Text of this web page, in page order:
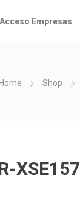
Acceso Empresas
Home Shop
XSE157